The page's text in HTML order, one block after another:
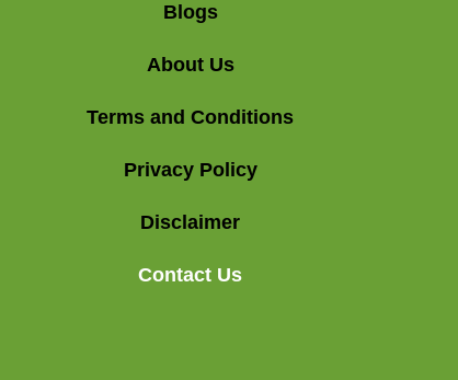
Blogs
About Us
Terms and Conditions
Privacy Policy
Disclaimer
Contact Us